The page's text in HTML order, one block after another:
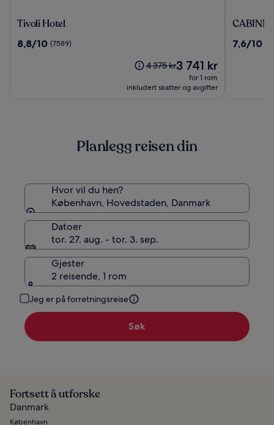
Tivoli
Tivoli Hotel
8.8
8,8/10 (7589)
Prisen
4 375 kr.
standardpris.
4 375 krPrisen
3 741 kr
3 741 kr
for 1 rom
inkludert skatter og avgifter
CABINN
Hotel
CABINN
7.6
7,6/10
Planlegg reisen din
Hvor vil du hen?
København, Hovedstaden, Danmark
Datoer
tor. 27. aug. - tor. 3. sep.
Gjester
2 reisende, 1 rom
Jeg er på forretningsreise
Søk
Fortsett å utforske
Danmark
København